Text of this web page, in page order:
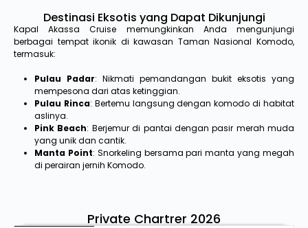
Destinasi Eksotis yang Dapat Dikunjungi
Kapal Akassa Cruise memungkinkan Anda mengunjungi
berbagai tempat ikonik di kawasan Taman Nasional Komodo,
termasuk:
Pulau Padar: Nikmati pemandangan bukit eksotis yang
mempesona dari atas ketinggian.
Pulau Rinca: Bertemu langsung dengan komodo di habitat
aslinya.
Pink Beach: Berjemur di pantai dengan pasir merah muda
yang unik dan cantik.
Manta Point: Snorkeling bersama pari manta yang megah
di perairan jernih Komodo.
Private Chartrer 2026